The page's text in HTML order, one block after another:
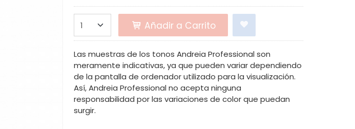
Añadir a Carrito
Las muestras de los tonos Andreia Professional son
meramente indicativas, ya que pueden variar dependiendo
de la pantalla de ordenador utilizado para la visualización.
Así, Andreia Professional no acepta ninguna
responsabilidad por las variaciones de color que puedan
surgir.